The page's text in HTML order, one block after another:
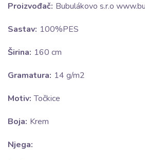
Proizvođač: Bubulákovo s.r.o
Sastav: 100%PES
Širina: 160 cm
Gramatura: 14 g/m2
Motiv: Točkice
Boja: Krem
Njega: